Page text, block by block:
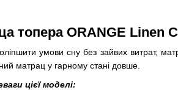
топера ORANGE Linen
умови сну без зайвих витрат,
матрац у гарному стані довше.
цієї моделі: